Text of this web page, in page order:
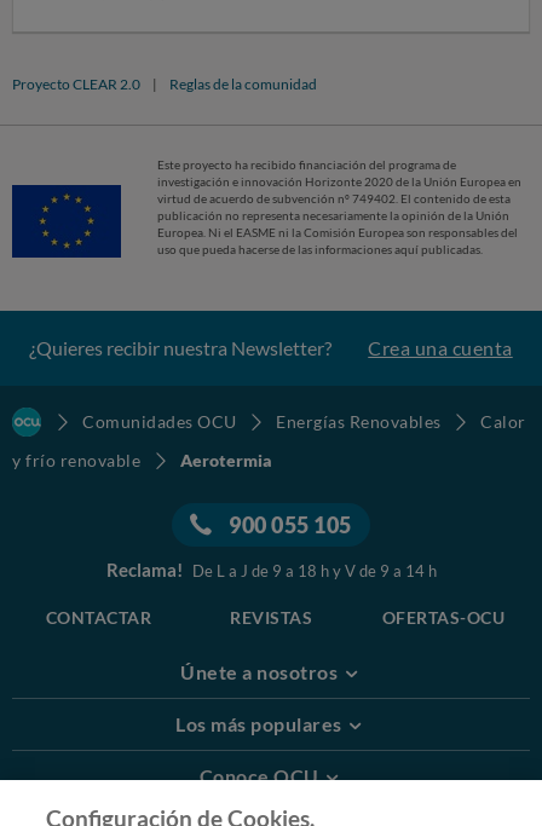
Proyecto CLEAR 2.0 | Reglas de la comunidad
Este proyecto ha recibido financiación del programa de
investigación e innovación Horizonte 2020 de la Unión Europea en
virtud de acuerdo de subvención nº 749402. El contenido de esta
publicación no representa necesariamente la opinión de la Unión
Europea. Ni el EASME ni la Comisión Europea son responsables del
uso que pueda hacerse de las informaciones aquí publicadas.
¿Quieres recibir nuestra Newsletter? Crea una cuenta
Comunidades OCU Energías Renovables
Calor
y frío renovable
Aerotermia
900 055 105
Reclama! De L a J de 9 a 18 h y V de 9 a 14 h
CONTACTAR REVISTAS OFERTAS-OCU
Únete a nosotros
Los más populares
Conoce OCU
Configuración de Cookies.